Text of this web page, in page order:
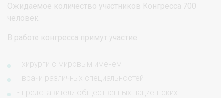
Ожидаемое количество участников Конгресса 700
человек.
В работе конгресса примут участие:
- хирурги с мировым именем
- врачи различных специальностей
- представители общественных пациентских